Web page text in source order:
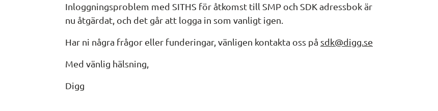
Inloggningsproblem med SITHS för åtkomst till SMP och SDK adressbok är
nu åtgärdat, och det går att logga in som vanligt igen.
Har ni några frågor eller funderingar, vänligen kontakta oss på sdk@digg.se
Med vänlig hälsning,
Digg